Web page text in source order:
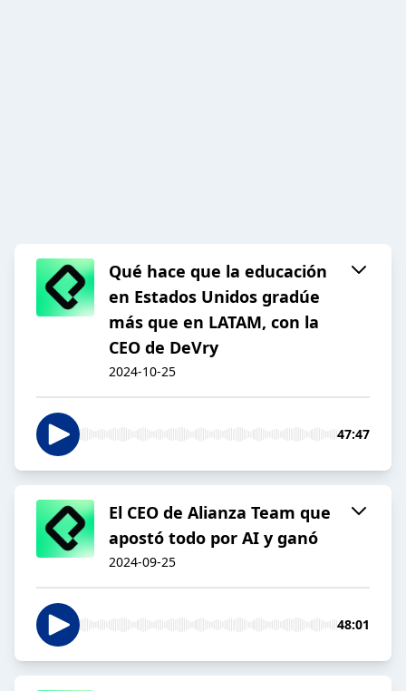
Qué hace que la educación
en Estados Unidos gradúe
más que en LATAM, con la
CEO de DeVry
2024-10-25
47:47
El CEO de Alianza Team que
apostó todo por AI y ganó
2024-09-25
48:01